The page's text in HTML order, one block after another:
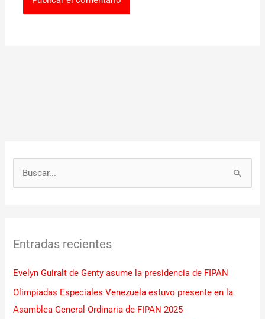
a
p
o
r
Entradas recientes
Evelyn Guiralt de Genty asume la presidencia de FIPAN
Olimpiadas Especiales Venezuela estuvo presente en la
Asamblea General Ordinaria de FIPAN 2025